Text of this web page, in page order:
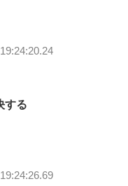
する